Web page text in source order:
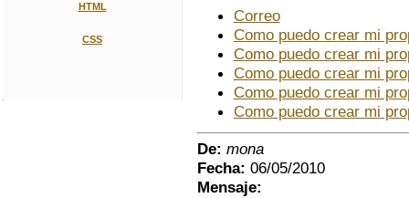
Correo
Como puedo crear mi
Como puedo crear mi
Como puedo crear mi
Como puedo crear mi
Como puedo crear mi
De: mona
Fecha: 06/05/2010
Mensaje:
HTML
CSS